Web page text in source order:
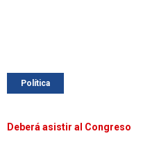
Política
Deberá asistir al Congreso